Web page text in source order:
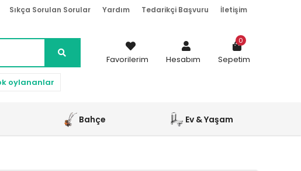
Sıkça Sorulan Sorular Yardım Tedarikçi Başvuru İletişim
oylananlar
Favorilerim Hesabım Sepetim
0
Bahçe Ev & Yaşam